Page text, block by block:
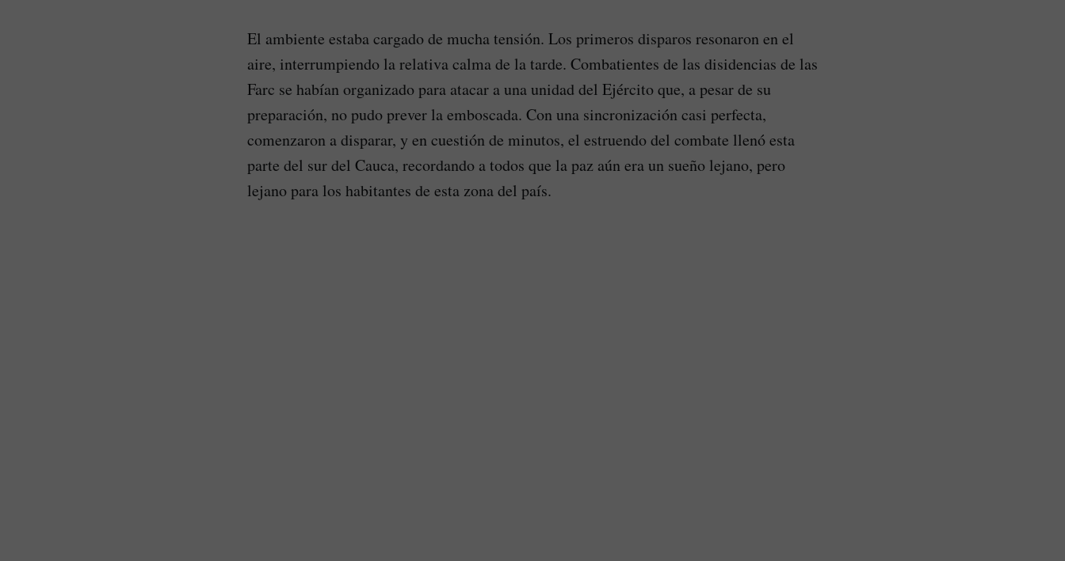
El ambiente estaba cargado de mucha tensión. Los primeros disparos resonaron en el
aire, interrumpiendo la relativa calma de la tarde. Combatientes de las disidencias de las
Farc se habían organizado para atacar a una unidad del Ejército que, a pesar de su
preparación, no pudo prever la emboscada. Con una sincronización casi perfecta,
comenzaron a disparar, y en cuestión de minutos, el estruendo del combate llenó esta
parte del sur del Cauca, recordando a todos que la paz aún era un sueño lejano, pero
lejano para los habitantes de esta zona del país.